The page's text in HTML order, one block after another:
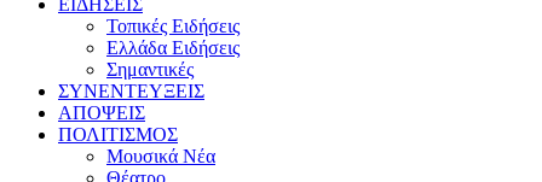
Τοπικές Ειδήσεις
Ελλάδα Ειδήσεις
Σημαντικές
ΣΥΝΕΝΤΕΥΞΕΙΣ
ΑΠΟΨΕΙΣ
ΠΟΛΙΤΙΣΜΟΣ
Μουσικά Νέα
Θέατρο